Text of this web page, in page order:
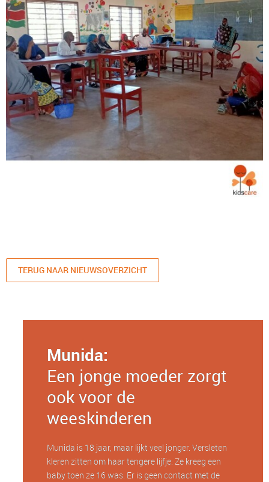
TERUG NAAR NIEUWSOVERZICHT
Munida:
Een jonge moeder zorgt
ook voor de
weeskinderen
Munida is 18 jaar, maar lijkt veel jonger. Versleten
kleren zitten om haar tengere lijfje. Ze kreeg een
baby toen ze 16 was. Er is geen contact met de